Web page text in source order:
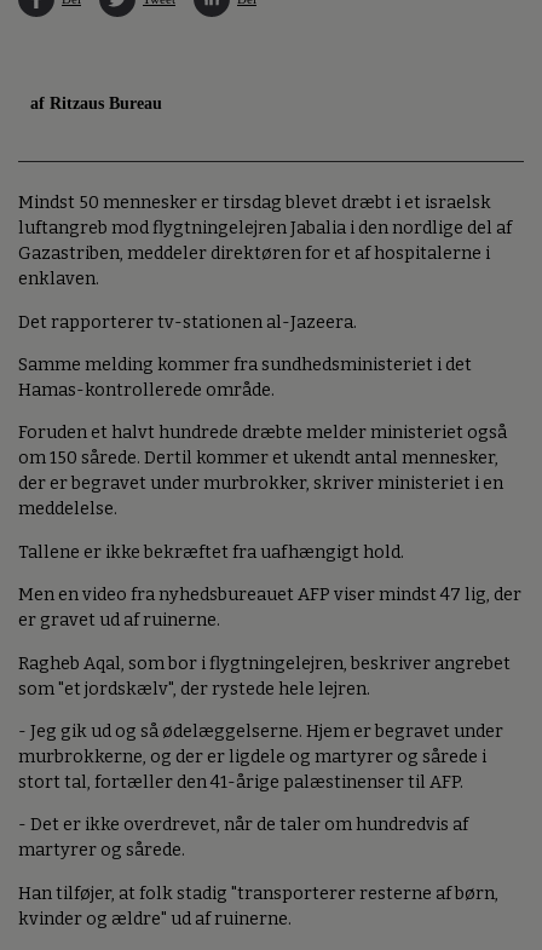
af Ritzaus Bureau
Mindst 50 mennesker er tirsdag blevet dræbt i et israelsk
luftangreb mod flygtningelejren Jabalia i den nordlige del af
Gazastriben, meddeler direktøren for et af hospitalerne i
enklaven.
Det rapporterer tv-stationen al-Jazeera.
Samme melding kommer fra sundhedsministeriet i det
Hamas-kontrollerede område.
Foruden et halvt hundrede dræbte melder ministeriet også
om 150 sårede. Dertil kommer et ukendt antal mennesker,
der er begravet under murbrokker, skriver ministeriet i en
meddelelse.
Tallene er ikke bekræftet fra uafhængigt hold.
Men en video fra nyhedsbureauet AFP viser mindst 47 lig, der
er gravet ud af ruinerne.
Ragheb Aqal, som bor i flygtningelejren, beskriver angrebet
som "et jordskælv", der rystede hele lejren.
- Jeg gik ud og så ødelæggelserne. Hjem er begravet under
murbrokkerne, og der er ligdele og martyrer og sårede i
stort tal, fortæller den 41-årige palæstinenser til AFP.
- Det er ikke overdrevet, når de taler om hundredvis af
martyrer og sårede.
Han tilføjer, at folk stadig "transporterer resterne af børn,
kvinder og ældre" ud af ruinerne.